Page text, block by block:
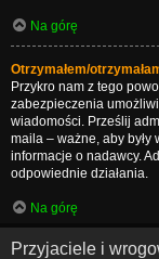
Na górę
Otrzymałem/
Przykro nam z tego
zabezpieczenia
wiadomości. Prześlij
maila – ważne, aby były
informacje o nadawcy.
odpowiednie działania.
Na górę
Przyjaciele i